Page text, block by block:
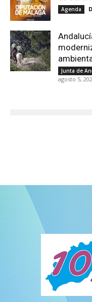
Agenda
Junta de
agosto 5,